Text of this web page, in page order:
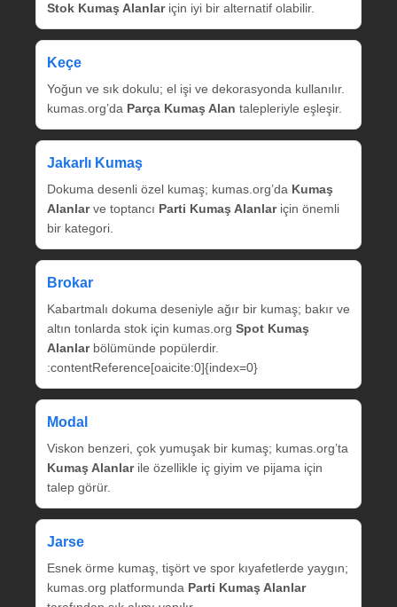
Stok Kumaş Alanlariçin iyi bir alternatif olabilir.
Keçe
Yoğun ve sık dokulu; el işi ve dekorasyonda kullanılır.
kumas.org’da Parça Kumaş Alan talepleriyle eşleşir.
Jakarlı Kumaş
Dokuma desenli özel kumaş; kumas.org’da Kumaş
Alanlarve toptancı Parti Kumaş Alanlariçin önemli
bir kategori.
Brokar
Kabartmalı dokuma deseniyle ağır bir kumaş; bakır ve
altın tonlarda stok için kumas.org Spot Kumaş
Alanlarbölümünde popülerdir.
:contentReference[oaicite:0]{index=0}
Modal
Viskon benzeri, çok yumuşak bir kumaş; kumas.org’ta
Kumaş Alanlarile özellikle iç giyim ve pijama için
talep görür.
Jarse
Esnek örme kumaş, tişört ve spor kıyafetlerde yaygın;
kumas.org platformunda Parti Kumaş Alanlar